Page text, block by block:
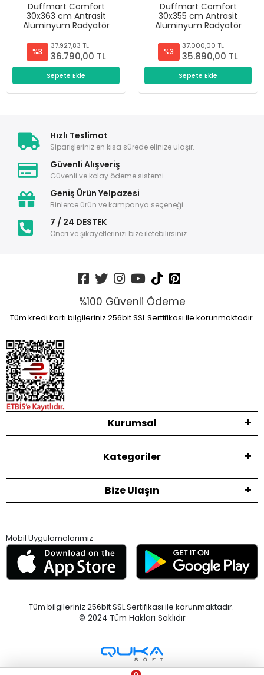
Duffmart Comfort
30x363 cm Antrasit
Alüminyum Radyatör
%3
37.927,83 TL
36.790,00 TL
Sepete Ekle
Duffmart Comfort
30x355 cm Antrasit
Alüminyum Radyatör
%3
37.000,00 TL
35.890,00 TL
Sepete Ekle
Hızlı Teslimat
Siparişleriniz en kısa sürede elinize ulaşır.
Güvenli Alışveriş
Güvenli ve kolay ödeme sistemi
Geniş Ürün Yelpazesi
Binlerce ürün ve kampanya seçeneği
7 / 24 DESTEK
Öneri ve şikayetlerinizi bize iletebilirsiniz.
%100 Güvenli Ödeme
Tüm kredi kartı bilgileriniz 256bit SSL Sertifikası ile korunmaktadır.
Kurumsal
Kategoriler
Bize Ulaşın
Mobil Uygulamalarımız
Tüm bilgileriniz 256bit SSL Sertifikası ile korunmaktadır.
© 2024 Tüm Hakları Saklıdır